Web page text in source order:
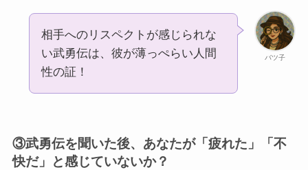
バツ子
相手へのリスペクトが感じられな
い武勇伝は、彼が薄っぺらい人間
性の証！
③武勇伝を聞いた後、あなたが「疲れた」「不
快だ」と感じていないか？